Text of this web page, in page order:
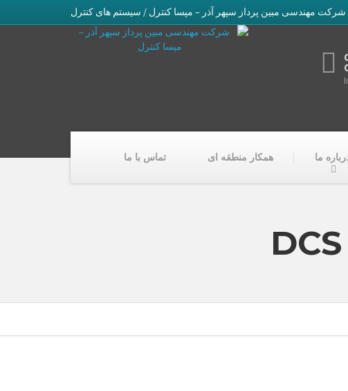
شرکت مهندسی مبین پرداز سپهر آذر – مپسا کنترل / سیستم های کنترل
ما همکار منطقه ای تماس با ما